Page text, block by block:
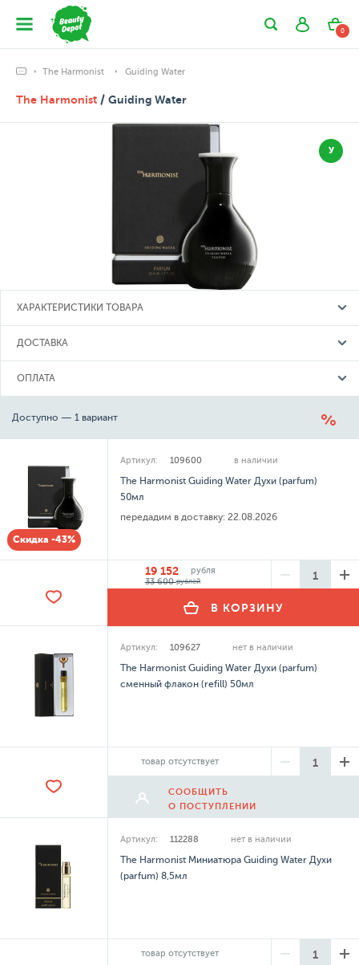
0
The Harmonist Guiding Water
The Harmonist / Guiding Water
У
ХАРАКТЕРИСТИКИ ТОВАРА
ДОСТАВКА
ОПЛАТА
Доступно — 1 вариант
Скидка -43%
Артикул: 109600 в наличии
The Harmonist Guiding Water Духи (parfum)
50мл
передадим в доставку: 22.08.2026
19 152
рубля
33 600рублей
В КОРЗИНУ
Артикул: 109627 нет в наличии
The Harmonist Guiding Water Духи (parfum)
сменный флакон (refill) 50мл
товар отсутствует
СООБЩИТЬ
О ПОСТУПЛЕНИИ
Артикул: 112288 нет в наличии
The Harmonist Миниатюра Guiding Water Духи
(parfum) 8,5мл
товар отсутствует